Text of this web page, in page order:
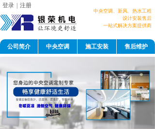
登录 注册
中央空调、新风、 热水工程
设计安装售后
一站式解决方案提供商
售后维护
中央空调 施工安装
公司简介